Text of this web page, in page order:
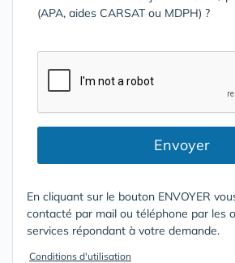
(APA, aides CARSAT ou MDPH) ?
Envoyer
En cliquant sur le bouton ENVOYER
contacté par mail ou téléphone par les
services répondant à votre demande.
Conditions d'utilisation